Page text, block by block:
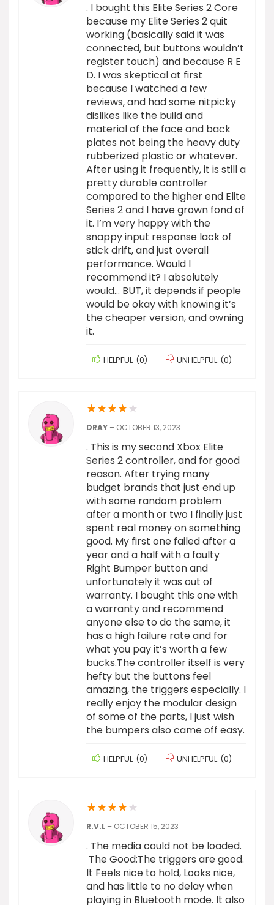
. I bought this Elite Series 2 Core
because my Elite Series 2 quit
working (basically said it was
connected, but buttons wouldn’t
register touch) and because R E
D. I was skeptical at first
because I watched a few
reviews, and had some nitpicky
dislikes like the build and
material of the face and back
plates not being the heavy duty
rubberized plastic or whatever.
After using it frequently, it is still a
pretty durable controller
compared to the higher end Elite
Series 2 and I have grown fond of
it. I’m very happy with the
snappy input response lack of
stick drift, and just overall
performance. Would I
recommend it? I absolutely
would… BUT, it depends if people
would be okay with knowing it’s
the cheaper version, and owning
it.
HELPFUL (0) UNHELPFUL (0)
★★★★★
DRAY – OCTOBER 13, 2023
. This is my second Xbox Elite
Series 2 controller, and for good
reason. After trying many
budget brands that just end up
with some random problem
after a month or two I finally just
spent real money on something
good. My first one failed after a
year and a half with a faulty
Right Bumper button and
unfortunately it was out of
warranty. I bought this one with
a warranty and recommend
anyone else to do the same, it
has a high failure rate and for
what you pay it’s worth a few
bucks.The controller itself is very
hefty but the buttons feel
amazing, the triggers especially. I
really enjoy the modular design
of some of the parts, I just wish
the bumpers also came off easy.
HELPFUL (0) UNHELPFUL (0)
★★★★★
R.V.L – OCTOBER 15, 2023
. The media could not be loaded.
The Good:The triggers are good.
It Feels nice to hold, Looks nice,
and has little to no delay when
playing in Bluetooth mode. It also